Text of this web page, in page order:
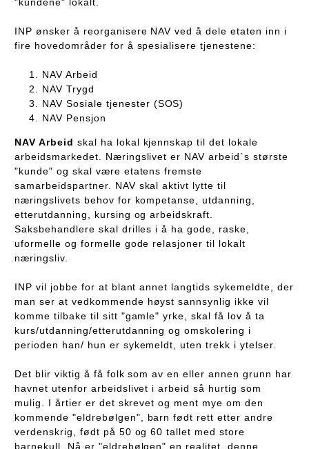
INP ønsker å reorganisere NAV ved å dele etaten inn i
fire hovedområder for å spesialisere tjenestene:
NAV Arbeid
NAV Trygd
NAV Sosiale tjenester (SOS)
NAV Pensjon
NAV Arbeid skal ha lokal kjennskap til det lokale
arbeidsmarkedet. Næringslivet er NAV arbeid`s største
"kunde" og skal være etatens fremste
samarbeidspartner. NAV skal aktivt lytte til
næringslivets behov for kompetanse, utdanning,
etterutdanning, kursing og arbeidskraft.
Saksbehandlere skal drilles i å ha gode, raske,
uformelle og formelle gode relasjoner til lokalt
næringsliv.
INP vil jobbe for at blant annet langtids sykemeldte, der
man ser at vedkommende høyst sannsynlig ikke vil
komme tilbake til sitt "gamle" yrke, skal få lov å ta
kurs/utdanning/etterutdanning og omskolering i
perioden han/ hun er sykemeldt, uten trekk i ytelser.
Det blir viktig å få folk som av en eller annen grunn har
havnet utenfor arbeidslivet i arbeid så hurtig som
mulig. I årtier er det skrevet og ment mye om den
kommende "eldrebølgen", barn født rett etter andre
verdenskrig, født på 50 og 60 tallet med store
barnekull. Nå er "eldrebølgen" en realitet, denne